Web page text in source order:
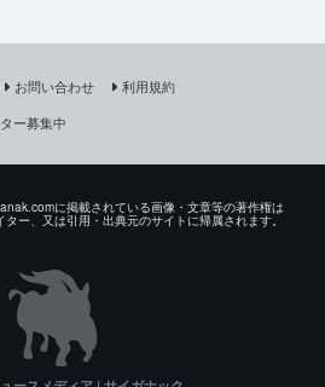
お問い合わせ
利用規約
ー募集中
に掲載されている画像・文章等の著作権は
ー、又は引用・出典元のサイトに帰属されます。